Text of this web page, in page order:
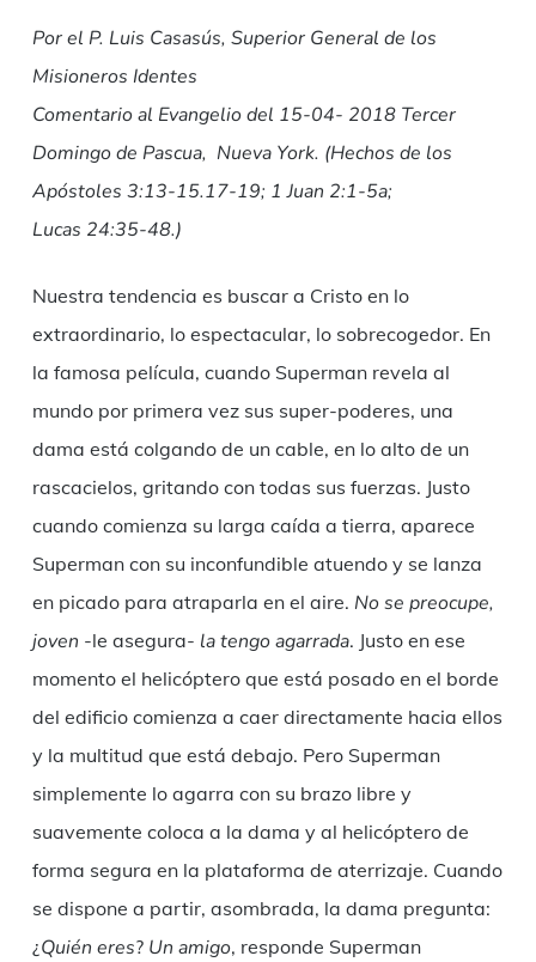
Por el P. Luis Casasús, Superior General de los
Misioneros Identes
Comentario al Evangelio del 15-04- 2018 Tercer
Domingo de Pascua, Nueva York. (Hechos de los
Apóstoles 3:13-15.17-19; 1 Juan 2:1-5a;
Lucas 24:35-48.)
Nuestra tendencia es buscar a Cristo en lo
extraordinario, lo espectacular, lo sobrecogedor. En
la famosa película, cuando Superman revela al
mundo por primera vez sus super-poderes, una
dama está colgando de un cable, en lo alto de un
rascacielos, gritando con todas sus fuerzas. Justo
cuando comienza su larga caída a tierra, aparece
Superman con su inconfundible atuendo y se lanza
en picado para atraparla en el aire. No se preocupe,
joven -le asegura- la tengo agarrada. Justo en ese
momento el helicóptero que está posado en el borde
del edificio comienza a caer directamente hacia ellos
y la multitud que está debajo. Pero Superman
simplemente lo agarra con su brazo libre y
suavemente coloca a la dama y al helicóptero de
forma segura en la plataforma de aterrizaje. Cuando
se dispone a partir, asombrada, la dama pregunta:
¿Quién eres? Un amigo, responde Superman